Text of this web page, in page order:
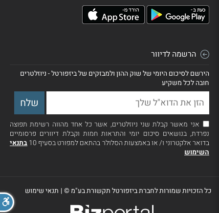
הרשמה לדיוור
הירשם לסיכום היומי של שוק ההון ולמבזקים של ביזפורטל - ניוזלטרים
חובה לכל משקיע
אני מאשר קבלת שני ניוזלטרים, אשר כל אחד מהווה רשימת תפוצה
נפרדת, בנושאים סיכום יומי והתראות חמות וקבלת דיוורים פרסומיים
בדואר אלקטרוני ו/ או באמצעות הסלולר בהתאם למפורט בסעיף 10
בתנאי
השימוש
כל הזכויות שמורות לחברת ביזפורטל תקשורת בע"מ ©| תנאי שימוש